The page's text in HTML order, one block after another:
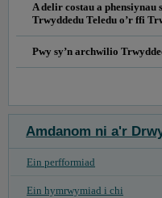
A delir costau a
Trwyddedu Teledu o’r ffi
Pwy sy’n archwilio
Amdanom ni a'r
Ein perfformiad
Ein hymrwymiad i chi